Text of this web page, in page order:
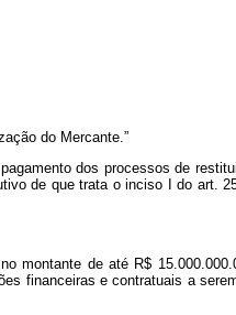
do Mercante.”
dos processos de
de que trata o inciso I do art.
montante de até R$
financeiras e contratuais a